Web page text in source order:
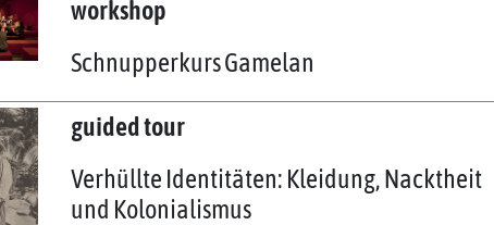
workshop
Schnupperkurs Gamelan
guided tour
Verhüllte Identitäten: Kleidung, Nacktheit
und Kolonialismus